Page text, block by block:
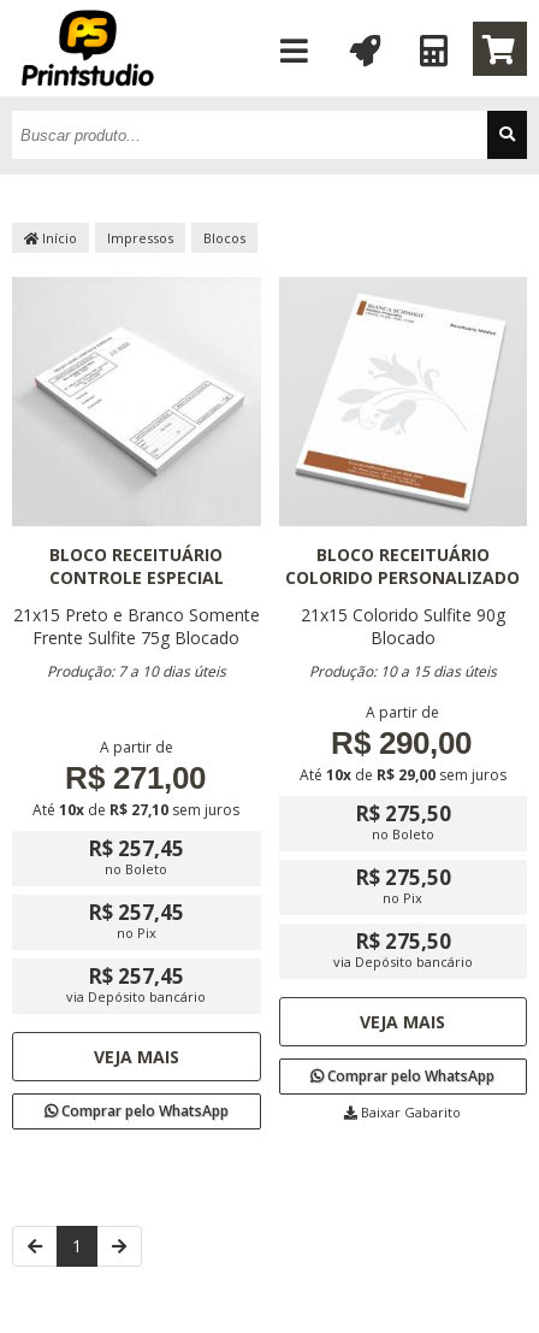
Início Impressos Blocos
BLOCO RECEITUÁRIO
CONTROLE ESPECIAL
21x15 Preto e Branco Somente
Frente Sulfite 75g Blocado
Produção: 7 a 10 dias úteis
A partir de
R$ 271,00
Até10x de R$ 27,10 sem juros
R$ 257,45
no Boleto
R$ 257,45
no Pix
R$ 257,45
via Depósito bancário
VEJA MAIS
Comprar pelo WhatsApp
BLOCO RECEITUÁRIO
COLORIDO PERSONALIZADO
21x15 Colorido Sulfite 90g
Blocado
Produção: 10 a 15 dias úteis
A partir de
R$ 290,00
Até 10xde R$ 29,00sem juros
R$ 275,50
no Boleto
R$ 275,50
no Pix
R$ 275,50
via Depósito bancário
VEJA MAIS
Comprar pelo WhatsApp
Baixar Gabarito
1